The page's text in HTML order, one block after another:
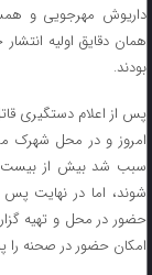
داریوش مهرجویی و
همان دقایق اولیه
بودند.
پس از اعلام دستگیری
امروز و در محل شهرک
سبب شد بیش از بیست
شوند، اما در نهایت
حضور در محل و تهیه
امکان حضور در صحنه را